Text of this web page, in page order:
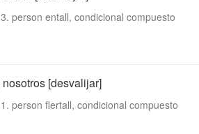
3. person entall, condicional compuesto
nosotros [desvalijar]
1. person flertall, condicional compuesto